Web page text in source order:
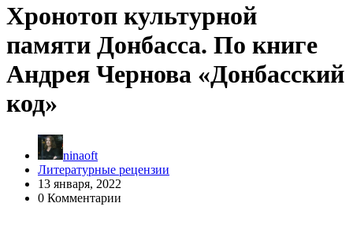
Хронотоп культурной
памяти Донбасса. По книге
Андрея Чернова «Донбасский
код»
ninaoft
Литературные рецензии
13 января, 2022
0 Комментарии